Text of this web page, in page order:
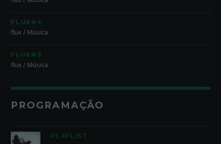
FLUX#4
flux / Música
FLUX#3
flux / Música
PROGRAMAÇÃO
PLAYLIST